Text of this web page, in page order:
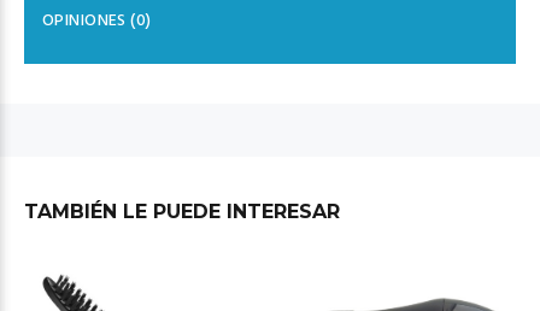
OPINIONES (0)
TAMBIÉN LE PUEDE INTERESAR